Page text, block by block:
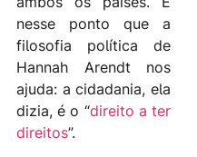
nesse ponto que a
filosofia política de
Hannah Arendt nos
ajuda: a cidadania, ela
dizia, é o “direito a ter
direitos”.